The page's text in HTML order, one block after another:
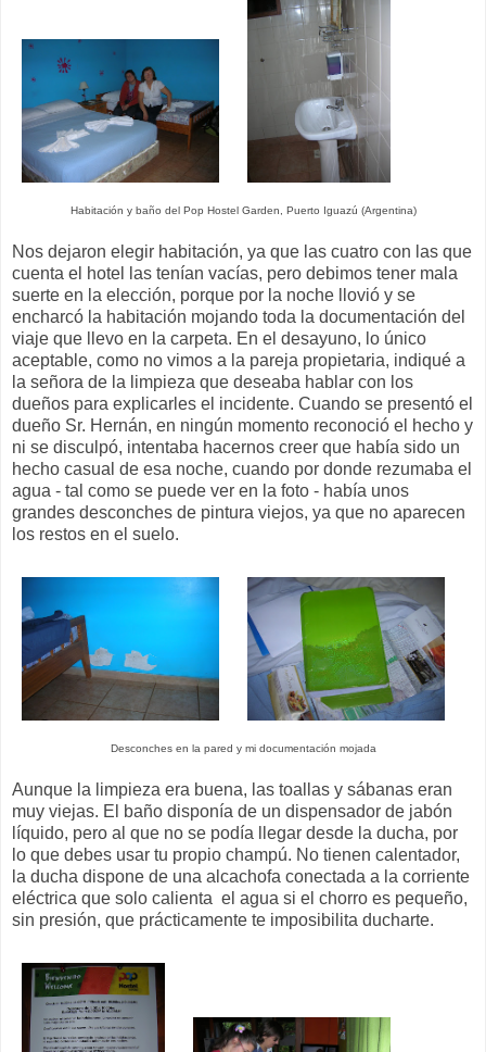
Habitación y baño del Pop Hostel Garden, Puerto Iguazú (Argentina)
Nos dejaron elegir habitación, ya que las cuatro con las que
cuenta el hotel las tenían vacías, pero debimos tener mala
suerte en la elección, porque por la noche llovió y se
encharcó la habitación mojando toda la documentación del
viaje que llevo en la carpeta. En el desayuno, lo único
aceptable, como no vimos a la pareja propietaria, indiqué a
la señora de la limpieza que deseaba hablar con los
dueños para explicarles el incidente. Cuando se presentó el
dueño Sr. Hernán, en ningún momento reconoció el hecho y
ni se disculpó, intentaba hacernos creer que había sido un
hecho casual de esa noche, cuando por donde rezumaba el
agua - tal como se puede ver en la foto - había unos
grandes desconches de pintura viejos, ya que no aparecen
los restos en el suelo.
Desconches en la pared y mi documentación mojada
Aunque la limpieza era buena, las toallas y sábanas eran
muy viejas. El baño disponía de un dispensador de jabón
líquido, pero al que no se podía llegar desde la ducha, por
lo que debes usar tu propio champú. No tienen calentador,
la ducha dispone de una alcachofa conectada a la corriente
eléctrica que solo calienta el agua si el chorro es pequeño,
sin presión, que prácticamente te imposibilita ducharte.